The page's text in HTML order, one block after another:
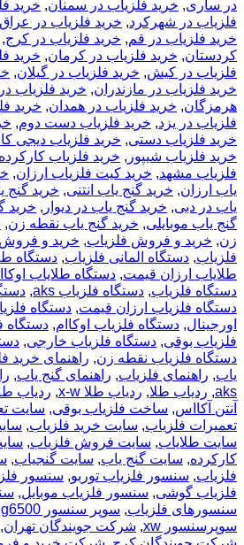
در ساری, خرید فلزیاب در سمنان, خرید
فلزیاب در شهرکرد, خرید فلزیاب در عراق
خرید فلزیاب در قم, خرید فلزیاب در کرج,
کردستان, خرید فلزیاب در کرمان, خرید
فلزیاب در کیش, خرید فلزیاب در گیلان,
خرید فلزیاب در مازندران, خرید فلزیاب
هرمزگان, خرید فلزیاب در همدان, خرید
فلزیاب در یزد, خرید فلزیاب دست دوم,
خرید فلزیاب دستی, خرید فلزیاب دیجی
خرید فلزیاب شیپور , خرید فلزیاب کارکرده
فلزیاب مشهد, خرید کیت فلزیاب ارزان,
یاب ارزان, خرید گنج یاب انتنی, خرید گنج
یاب در دبی, خرید گنج یاب در دیوار , خرید
گنج یاب موبایلی, خرید گنج یاب نقطه زن,
زن, خرید و فروش فلزیاب, خرید و
فلزیاب, دستگاه المانی فلزیاب, دستگاه
طلایاب ارزان قیمت, دستگاه طلایاب
دستگاه فلزیاب, دستگاه فلزیاب aks ,
دستگاه فلزیاب ارزان قیمت, دستگاه
اورجینال, دستگاه فلزیاب اوکاام, دستگاه
فلزیاب بوقی, دستگاه فلزیاب خارجی,
دستگاه فلزیاب نقطه زن, راهنمای خرید
یاب, راهنمای فلزیاب, راهنمای گنج یاب,
aks
, ردیاب طلا, ردیاب طلا x-w , ردیاب
آنتن آکااس, ساخت فلزیاب بوقی, سایت
تعمیرات فلزیاب, سایت خرید فلزیاب,
سایت طلایاب, سایت فروش فلزیاب,
کارکرده, سایت گنج یاب, سایت گنجیاب,
فلزیاب, سنسور فلزیاب توربو, سنسور
فلزیاب گوشی, سنسور فلزیاب موبایل,
سنسورهای فلزیاب, سوپر سنسور g6500
سوپرسنسور xw
, شرکت جویندگان تهران,